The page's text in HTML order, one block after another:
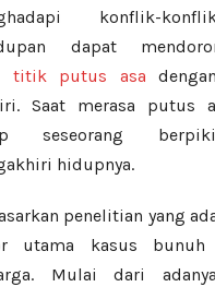
konflik-
dapat
titik putus asa
Saat merasa putus
seseorang
hidupnya.
penelitian yang
utama kasus
Mulai dari